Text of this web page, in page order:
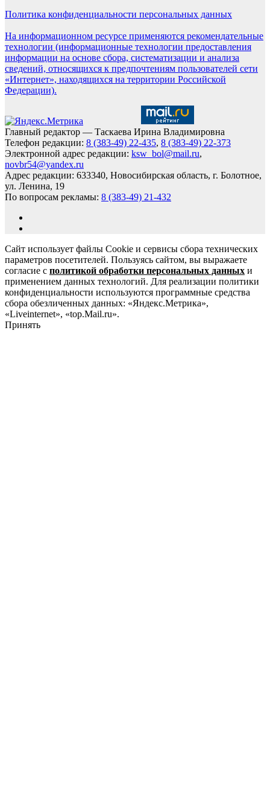
Политика конфиденциальности персональных данных
На информационном ресурсе применяются рекомендательные
технологии (информационные технологии предоставления
информации на основе сбора, систематизации и анализа
сведений, относящихся к предпочтениям пользователей сети
«Интернет», находящихся на территории Российской
Федерации).
Главный редактор — Таскаева Ирина Владимировна
Телефон редакции: 8 (383-49) 22-435, 8 (383-49) 22-373
Электронной адрес редакции: ksw_bol@mail.ru,
novbr54@yandex.ru
Адрес редакции: 633340, Новосибирская область, г. Болотное,
ул. Ленина, 19
По вопросам рекламы: 8 (383-49) 21-432
Сайт использует файлы Cookie и сервисы сбора технических
параметров посетителей. Пользуясь сайтом, вы выражаете
согласие с политикой обработки персональных данных и
применением данных технологий. Для реализации политики
конфиденциальности используются программные средства
сбора обезличенных данных: «Яндекс.Метрика»,
«Liveinternet», «top.Mail.ru».
Принять